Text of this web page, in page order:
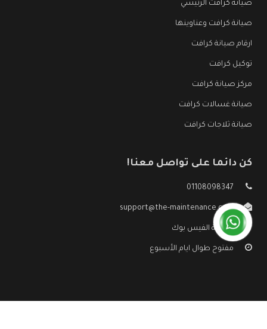
صيانة كرافت الرئيسي
صيانة كرافت وعناوينها
ارقام صيانة كرافت
توكيل كرافت
مركز صيانة كرافت
صيانة غسالات كرافت
صيانة ثلاجات كرافت
كن دائما على تواصل معنا!
01108098347
support@the-maintenance.com
صفحة الفيس بوك
مفتوح طوال ايام الأسبوع